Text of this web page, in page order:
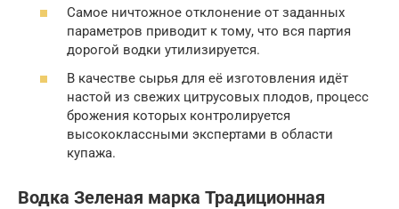
Самое ничтожное отклонение от заданных
параметров приводит к тому, что вся партия
дорогой водки утилизируется.
В качестве сырья для её изготовления идёт
настой из свежих цитрусовых плодов, процесс
брожения которых контролируется
высококлассными экспертами в области
купажа.
Водка Зеленая марка Традиционная